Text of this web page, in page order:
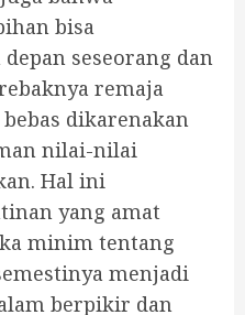
bisa
seseorang dan
remaja
dikarenakan
nilai-nilai
Hal ini
yang amat
minim tentang
menjadi
berpikir dan